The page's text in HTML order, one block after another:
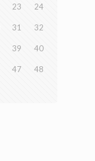
23 24
31 32
39 40
47 48